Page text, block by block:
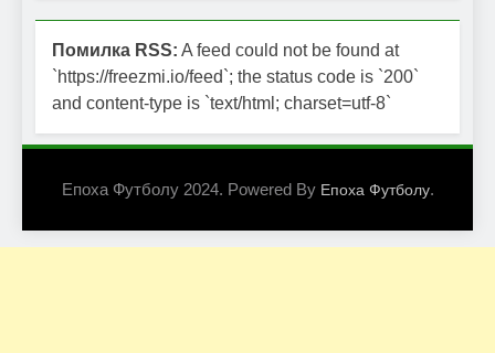
Помилка RSS: A feed could not be found at
`https://freezmi.io/feed`; the status code is `200`
and content-type is `text/html; charset=utf-8`
Епоха Футболу 2024. Powered By Епоха Футболу.